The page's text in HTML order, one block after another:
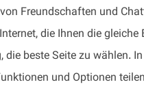
Freundschaften und
die Ihnen die
beste Seite zu wählen.
und Optionen